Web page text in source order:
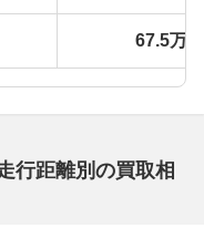
67.5万
行距離別の買取相